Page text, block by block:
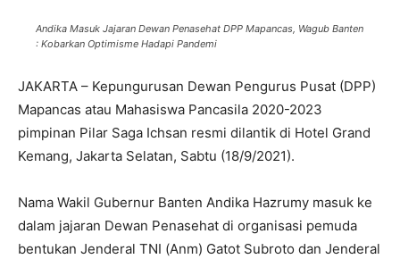
Andika Masuk Jajaran Dewan Penasehat DPP Mapancas, Wagub Banten
: Kobarkan Optimisme Hadapi Pandemi
JAKARTA – Kepungurusan Dewan Pengurus Pusat (DPP)
Mapancas atau Mahasiswa Pancasila 2020-2023
pimpinan Pilar Saga Ichsan resmi dilantik di Hotel Grand
Kemang, Jakarta Selatan, Sabtu (18/9/2021).
Nama Wakil Gubernur Banten Andika Hazrumy masuk ke
dalam jajaran Dewan Penasehat di organisasi pemuda
bentukan Jenderal TNI (Anm) Gatot Subroto dan Jenderal